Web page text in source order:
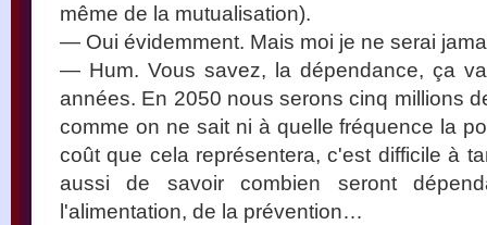
même de la mutualisation).
— Oui évidemment. Mais moi je ne serai
— Hum. Vous savez, la dépendance, ça
années. En 2050 nous serons cinq millions
comme on ne sait ni à quelle fréquence la
coût que cela représentera, c'est difficile à
aussi de savoir combien seront
l'alimentation, de la prévention…